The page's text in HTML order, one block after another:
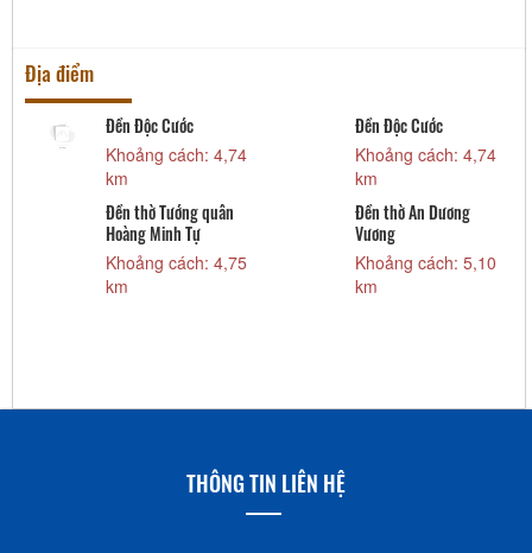
Địa điểm
Đền Độc Cước
Khoảng cách: 4,74
km
Đền Độc Cước
Khoảng cách: 4,74
km
Đền thờ Tướng quân
Hoàng Minh Tự
Đền thờ An Dương
Vương